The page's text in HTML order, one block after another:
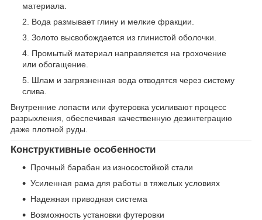
материала.
Вода размывает глину и мелкие фракции.
Золото высвобождается из глинистой оболочки.
Промытый материал направляется на грохочение
или обогащение.
Шлам и загрязненная вода отводятся через систему
слива.
Внутренние лопасти или футеровка усиливают процесс
разрыхления, обеспечивая качественную дезинтеграцию
даже плотной руды.
Конструктивные особенности
Прочный барабан из износостойкой стали
Усиленная рама для работы в тяжелых условиях
Надежная приводная система
Возможность установки футеровки